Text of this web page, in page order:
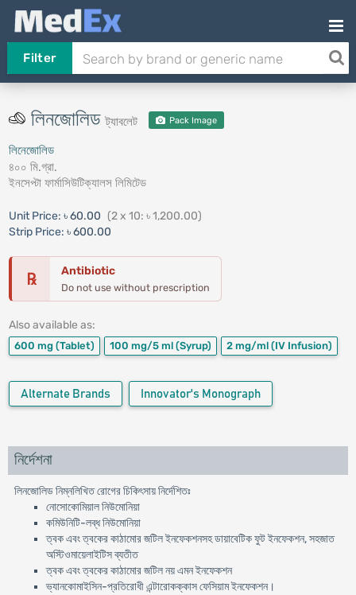
Filter
লিনজোলিডট্যাবলেট Pack Image
লিনেজোলিড
৪০০ মি.গ্রা.
ইনসেপ্টা ফার্মাসিউটিক্যালস লিমিটেড
Unit Price: ৳ 60.00 (2 x 10: ৳ 1,200.00)
Strip Price: ৳ 600.00
℞ Antibiotic
Do not use without prescription
Also available as:
600 mg (Tablet) 100 mg/5 ml (Syrup) 2 mg/ml (IV Infusion)
Alternate Brands Innovator's Monograph
নির্দেশনা
লিনজোলিড নিম্নলিখিত রোগের চিকিৎসায় নির্দেশিতঃ
নোসোকোমিয়াল নিউমোনিয়া
কমিউনিটি-লব্ধ নিউমোনিয়া
ত্বক এবং ত্বকের কাঠামোর জটিল ইনফেকশনসহ ডায়াবেটিক ফুট ইনফেকশন, সহজাত
অস্টিওমায়েলাইটিস ব্যতীত
ত্বক এবং ত্বকের কাঠামোর জটিল নয় এমন ইনফেকশন
ভ্যানকোমাইসিন-প্রতিরোধী এন্টারোকক্কাস ফেসিয়াম ইনফেকশন।